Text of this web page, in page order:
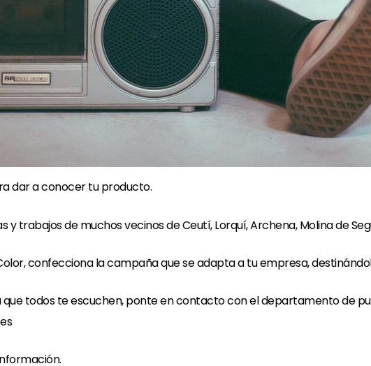
dar a conocer tu producto.
trabajos de muchos vecinos de Ceutí, Lorquí, Archena, Molina de
confecciona la campaña que se adapta a tu empresa,
todos te escuchen, ponte en contacto con el departamento de